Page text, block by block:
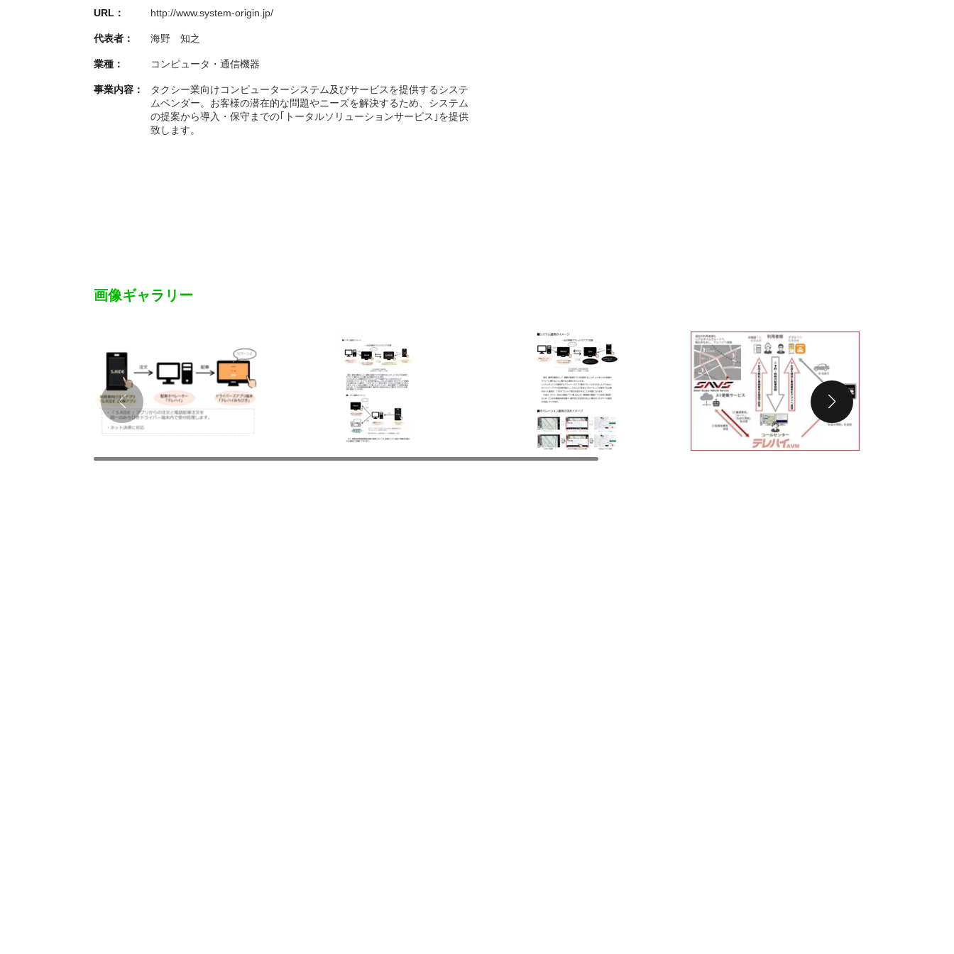
URL： http://www.system-origin.jp/
代表者： 海野 知之
業種： コンピュータ・通信機器
事業内容：
タクシー業向けコンピューターシステム及びサービスを提供するシステ
ムベンダー。お客様の潜在的な問題やニーズを解決するため、システム
の提案から導入・保守までの｢トータルソリューションサービス｣を提供
致します。
画像ギャラリー